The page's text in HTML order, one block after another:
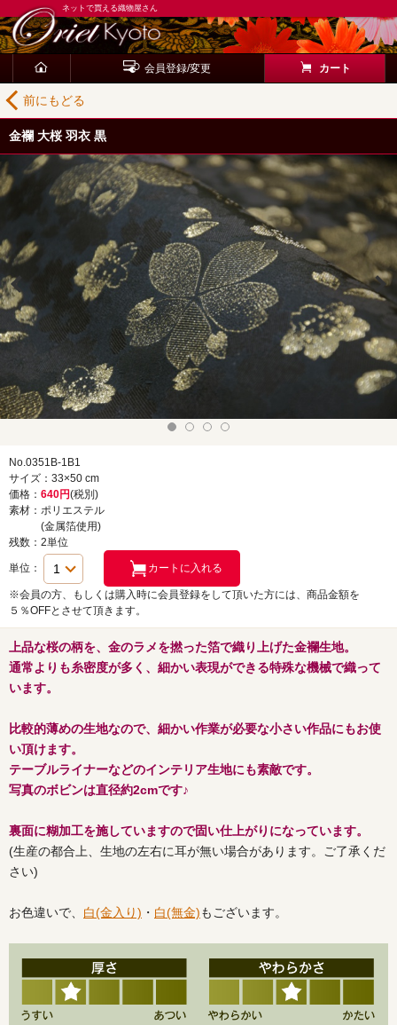
ネットで買える織物屋さん
会員登録/変更 カート
前にもどる
金襴 大桜 羽衣 黒
No.0351B-1B1
サイズ：33×50 cm
価格： 640円(税別)
素材：ポリエステル
(金属箔使用)
残数：2単位
単位：
※会員の方、もしくは購入時に会員登録をして頂いた方には、商品金額を
５％OFFとさせて頂きます。
上品な桜の柄を、金のラメを撚った箔で織り上げた金襴生地。
通常よりも糸密度が多く、細かい表現ができる特殊な機械で織って
います。
比較的薄めの生地なので、細かい作業が必要な小さい作品にもお使
い頂けます。
テーブルライナーなどのインテリア生地にも素敵です。
写真のボビンは直径約2cmです♪
裏面に糊加工を施していますので固い仕上がりになっています。
(生産の都合上、生地の左右に耳が無い場合があります。ご了承くだ
さい)
お色違いで、 白(金入り) ・ 白(無金)もございます。